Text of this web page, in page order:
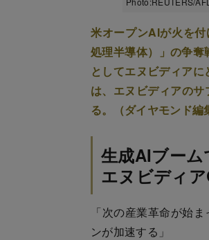
米オープンAIが火を
処理半導体）」の争
としてエヌビディア
は、エヌビディアの
る。（ダイヤモンド
生成AIブー
エヌビディ
「次の産業革命が始
ンが加速する」